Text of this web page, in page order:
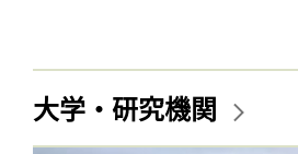
大学・研究機関